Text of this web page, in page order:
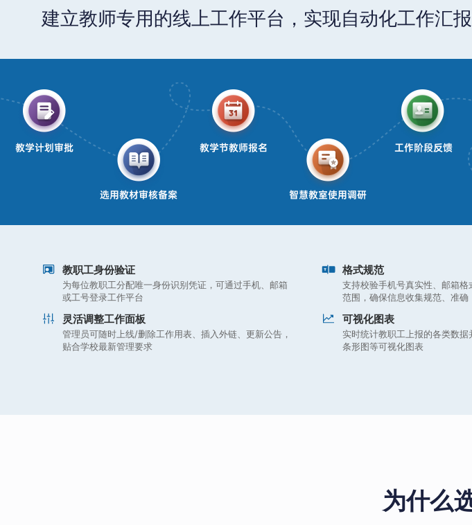
建立教师专用的线上工作平台，实现自动化工作汇
教职工身份验证
为每位教职工分配唯一身份识别凭证，可通过手机、邮箱
或工号登录工作平台
格式规范
支持校验手机号真实性、邮箱
范围，确保信息收集规范、准确
灵活调整工作面板
管理员可随时上线/删除工作用表、插入外链、更新公告，
贴合学校最新管理要求
可视化图表
实时统计教职工上报的各类数据
条形图等可视化图表
为什么